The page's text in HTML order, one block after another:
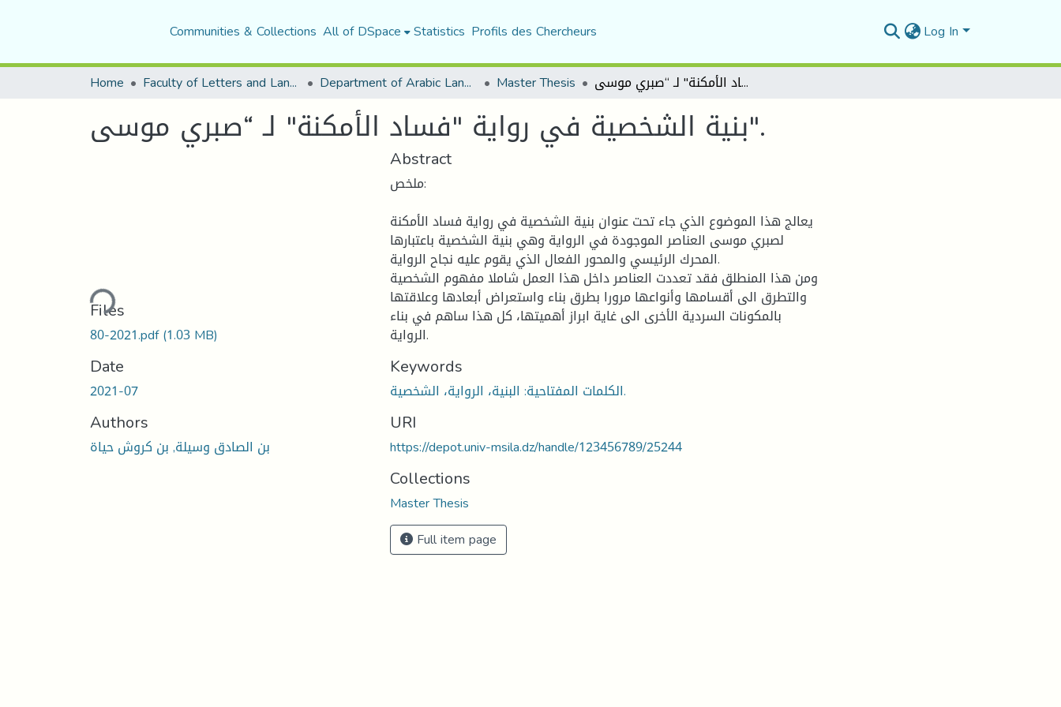
Communities & Collections All of DSpace Statistics Profils des Chercheurs Log In
Home Faculty of Letters and Languages Department of Arabic Language and Literature Master Thesis بنية الشخصية في رواية "فساد الأمكنة" لـ “صبري موسى".
بنية الشخصية في رواية "فساد الأمكنة" لـ “صبري موسى".
Loading...
Files
80-2021.pdf(1.03 MB)
Date
2021-07
Authors
بن الصادق وسيلة, بن كروش حياة
Abstract
ملخص:
يعالج هذا الموضوع الذي جاء تحت عنوان بنية الشخصية في رواية فساد الأمكنة
لصبري موسى العناصر الموجودة في الرواية وهي بنية الشخصية باعتبارها
المحرك الرئيسي والمحور الفعال الذي يقوم عليه نجاح الرواية.
ومن هذا المنطلق فقد تعددت العناصر داخل هذا العمل شاملا مفهوم الشخصية
والتطرق الى أقسامها وأنواعها مرورا بطرق بناء واستعراض أبعادها وعلاقتها
بالمكونات السردية الأخرى الى غاية ابراز أهميتها، كل هذا ساهم في بناء
الرواية.
Keywords
الكلمات المفتاحية: البنية، الرواية، الشخصية.
URI
https://depot.univ-msila.dz/handle/123456789/25244
Collections
Master Thesis
Full item page